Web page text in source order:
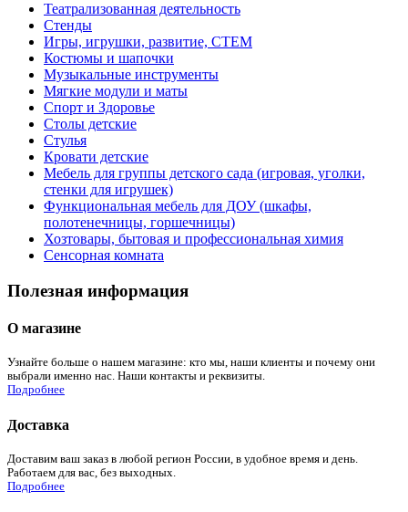
Театрализованная деятельность
Стенды
Игры, игрушки, развитие, СТЕМ
Костюмы и шапочки
Музыкальные инструменты
Мягкие модули и маты
Спорт и Здоровье
Столы детские
Стулья
Кровати детские
Мебель для группы детского сада (игровая, уголки,
стенки для игрушек)
Функциональная мебель для ДОУ (шкафы,
полотенечницы, горшечницы)
Хозтовары, бытовая и профессиональная химия
Сенсорная комната
Полезная информация
О магазине
Узнайте больше о нашем магазине: кто мы, наши клиенты и почему они
выбрали именно нас. Наши контакты и реквизиты.
Подробнее
Доставка
Доставим ваш заказ в любой регион России, в удобное время и день.
Работаем для вас, без выходных.
Подробнее